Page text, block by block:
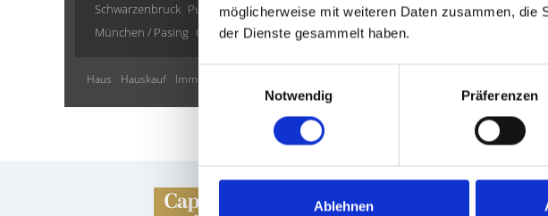
möglicherweise mit weiteren Daten zusammen, die
der Dienste gesammelt haben.
Notwendig
Präferenzen
Ablehnen
Schwarzenbruck Puschendorf München / Trudering Burgthann Höhenkirchen-
München / Pasing Oberding Freystadt Gilching Immobilienverkauf München
Haus Hauskauf Immo